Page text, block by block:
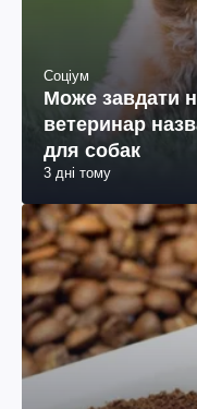
Соціум
Може завдати
ветеринар
для собак
3 дні тому